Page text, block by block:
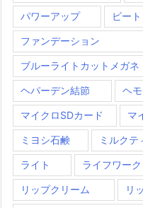
パワーアップ ビート
ファンデーション
ブルーライトカットメガネ
ヘパーデン結節 ヘ
マイクロSDカード マ
ミヨシ石鹸 ミルクテ
ライト ライフワーク
リップクリーム リ